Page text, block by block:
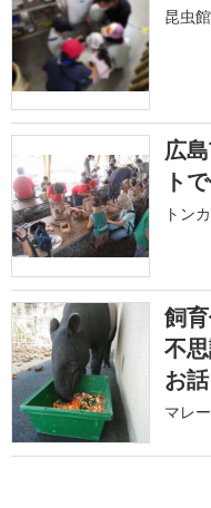
昆虫
広
ト
トン
飼
不
お
マレ